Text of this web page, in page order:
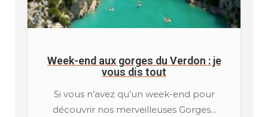
Week-end aux gorges du Verdon : je
vous dis tout
Si vous n’avez qu’un week-end pour
découvrir nos merveilleuses Gorges...